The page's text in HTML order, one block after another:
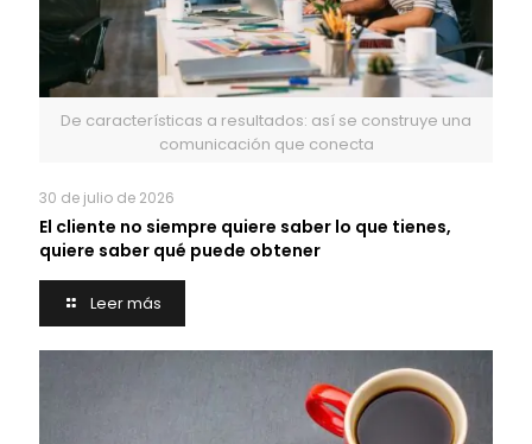
De características a resultados: así se construye una
comunicación que conecta
30 de julio de 2026
El cliente no siempre quiere saber lo que tienes,
quiere saber qué puede obtener
Leer más